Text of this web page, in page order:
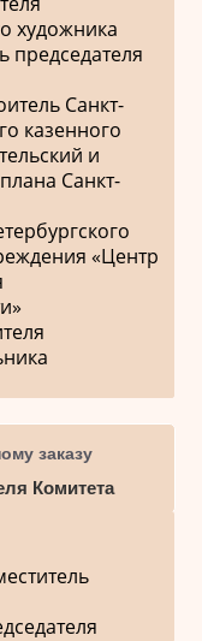
художника
председателя
Санкт-
казенного
и
Санкт-
«Центр
заказу
Комитета